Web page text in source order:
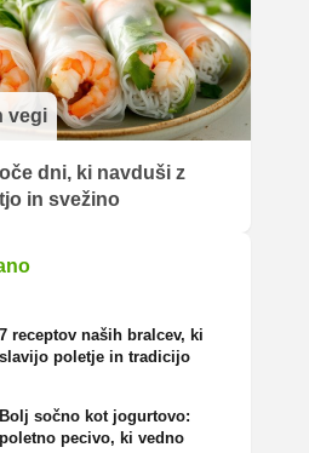
vegi
dni, ki navduši z
in svežino
7 receptov naših bralcev, ki
slavijo poletje in tradicijo
Bolj sočno kot jogurtovo:
poletno pecivo, ki vedno